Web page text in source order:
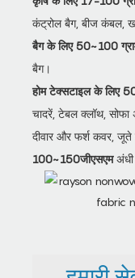
कंट्रोल बैग, बीज कंबल,
बैग के लिए 50~100
बैग।
होम टेक्सटाइल के लिए
चादरें, टेबल क्लॉथ, सोफा
दीवार और फर्श कवर,
100~150जीएसएम